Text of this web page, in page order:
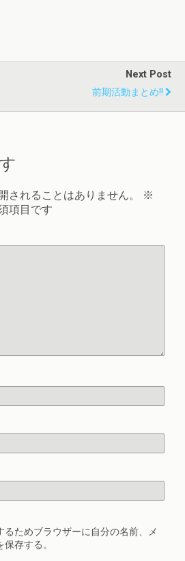
Next Post
前期活動まとめ!!
されることはありません。
※
項目です
るためブラウザーに自分の名前、メ
存する。